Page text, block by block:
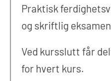
Praktisk
og skriftlig
Ved kursslutt får
for hvert kurs.